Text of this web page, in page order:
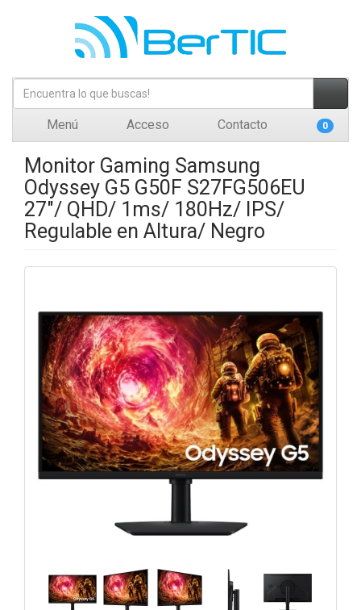
Menú Acceso Contacto 0
Monitor Gaming Samsung
Odyssey G5 G50F S27FG506EU
27"/ QHD/ 1ms/ 180Hz/ IPS/
Regulable en Altura/ Negro